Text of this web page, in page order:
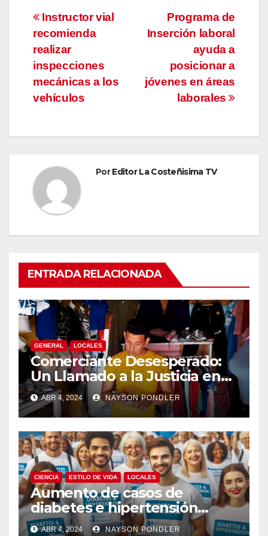
Navegación
de
entradas
Programa de
Inserción laboral
ayuda a
posicionar a
jóvenes en áreas
laborales
Instructor vial
recomienda
realizar
inspecciones
mecánicas a los
vehículos
PorEditor La Costeñisima TV
ENTRADA RELACIONADA
GENERAL LOCALES
Comerciante Desesperado:
Un Llamado a la Justicia en
Medio de la Ola de Robos en
Bluefields￼
ABR 4, 2024 NAYSON PONDLER
CIENCIA ESTILO DE VIDA LOCALES
Aumento de casos de
diabetes e hipertensión
arterial en Nicaragua￼
ABR 4, 2024 NAYSON PONDLER